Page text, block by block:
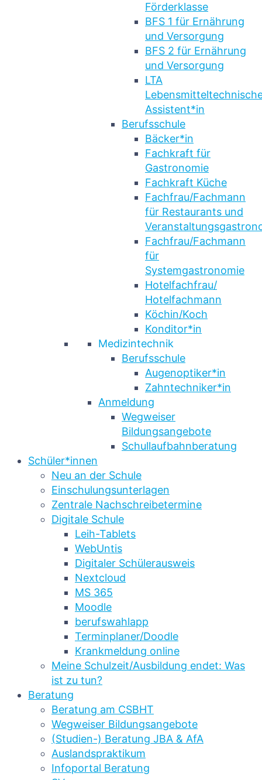
Förderklasse
BFS 1 für Ernährung
und Versorgung
BFS 2 für Ernährung
und Versorgung
LTA
Assistent*in
Berufsschule
Bäcker*in
Fachkraft für
Gastronomie
Fachkraft Küche
Fachfrau/Fachmann
für Restaurants und
Fachfrau/Fachmann
für
Systemgastronomie
Hotelfachfrau/
Hotelfachmann
Köchin/Koch
Konditor*in
Medizintechnik
Berufsschule
Augenoptiker*in
Zahntechniker*in
Anmeldung
Wegweiser
Bildungsangebote
Schullaufbahnberatung
Schüler*innen
Neu an der Schule
Einschulungsunterlagen
Zentrale Nachschreibetermine
Digitale Schule
Leih-Tablets
WebUntis
Digitaler Schülerausweis
Nextcloud
MS 365
Moodle
berufswahlapp
Terminplaner/Doodle
Krankmeldung online
Meine Schulzeit/Ausbildung endet: Was
ist zu tun?
Beratung
Beratung am CSBHT
Wegweiser Bildungsangebote
(Studien-) Beratung JBA & AfA
Auslandspraktikum
Infoportal Beratung